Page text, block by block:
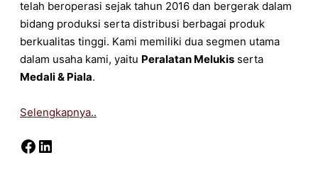
telah beroperasi sejak tahun 2016 dan bergerak dalam
bidang produksi serta distribusi berbagai produk
berkualitas tinggi. Kami memiliki dua segmen utama
dalam usaha kami, yaitu Peralatan Melukis serta
Medali & Piala.
Selengkapnya..
Facebook LinkedIn